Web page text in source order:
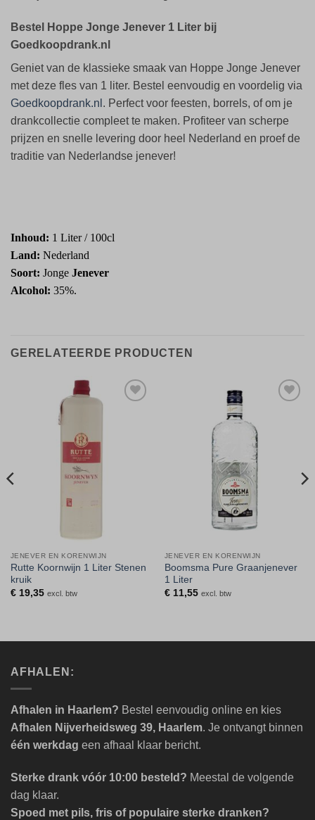
Bestel Hoppe Jonge Jenever 1 Liter bij
Goedkoopdrank.nl
Geniet van de klassieke smaak van Hoppe Jonge Jenever
met deze fles van 1 liter. Bestel eenvoudig en voordelig via
Goedkoopdrank.nl . Perfect voor feesten, borrels, of om je
drankcollectie compleet te maken. Profiteer van scherpe
prijzen en snelle levering door heel Nederland en proef de
traditie van Nederlandse jenever!
Inhoud: 1 Liter / 100cl
Land: Nederland
Soort: Jonge Jenever
Alcohol: 35%.
GERELATEERDE PRODUCTEN
JENEVER EN KORENWIJN
Rutte Koornwijn 1 Liter Stenen
kruik
€19,35 excl. btw
verlanglijst
JENEVER EN KORENWIJN
Boomsma Pure Graanjenever
1 Liter
€11,55 excl. btw
AFHALEN:
Afhalen in Haarlem? Bestel eenvoudig online en kies
Afhalen Nijverheidsweg 39, Haarlem. Je ontvangt binnen
één werkdag een afhaal klaar bericht.
Sterke drank vóór 10:00 besteld? Meestal de volgende
dag klaar.
Spoed met pils, fris of populaire sterke dranken?